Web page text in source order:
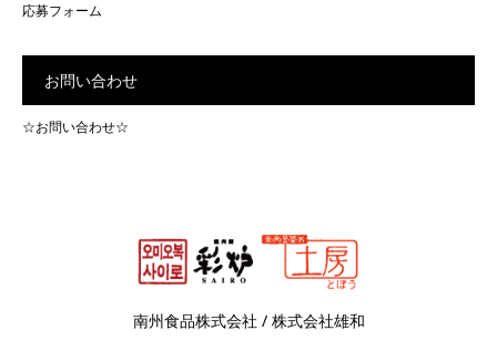
応募フォーム
お問い合わせ
☆お問い合わせ☆
南州食品株式会社 / 株式会社雄和